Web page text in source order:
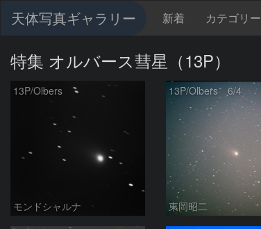
天体写真ギャラリー 新着 カテゴリー
特集 オルバース彗星（13P）
13P/Olbers
モンドシャルナ
13P/Olbers 6/4
東岡昭二